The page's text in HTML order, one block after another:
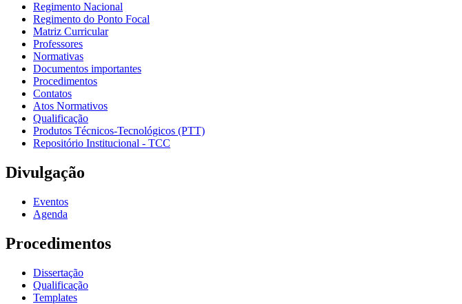
Regimento Nacional
Regimento do Ponto Focal
Matriz Curricular
Professores
Normativas
Documentos importantes
Procedimentos
Contatos
Atos Normativos
Qualificação
Produtos Técnicos-Tecnológicos (PTT)
Repositório Institucional - TCC
Divulgação
Eventos
Agenda
Procedimentos
Dissertação
Qualificação
Templates